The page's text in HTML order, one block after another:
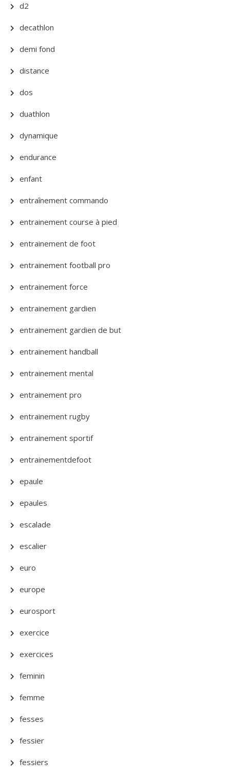
d2
decathlon
demi fond
distance
dos
duathlon
dynamique
endurance
enfant
entraînement commando
entrainement course à pied
entrainement de foot
entrainement football pro
entrainement force
entrainement gardien
entrainement gardien de but
entrainement handball
entrainement mental
entrainement pro
entrainement rugby
entrainement sportif
entrainementdefoot
epaule
epaules
escalade
escalier
euro
europe
eurosport
exercice
exercices
feminin
femme
fesses
fessier
fessiers